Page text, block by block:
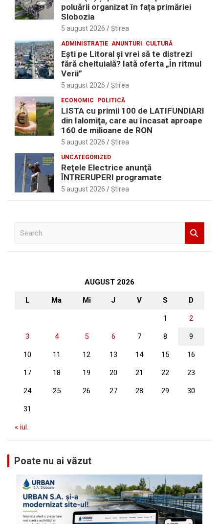
poluării organizat în fața primăriei
Slobozia
5 august 2026 Ştirea
ADMINISTRAȚIE ANUNTURI CULTURĂ
Eşti pe Litoral şi vrei să te distrezi
fără cheltuială? Iată oferta „În ritmul
Verii”
5 august 2026 Ştirea
ECONOMIC POLITICĂ
LISTA cu primii 100 de LATIFUNDIARI
din Ialomiţa, care au încasat aproape
160 de milioane de RON
5 august 2026 Ştirea
UNCATEGORIZED
Reţele Electrice anunţă
ÎNTRERUPERI programate
5 august 2026 Ştirea
AUGUST 2026
L Ma Mi J V S D
1 2
3 4 5 6 7 8 9
10 11 12 13 14 15 16
17 18 19 20 21 22 23
24 25 26 27 28 29 30
31
« iul.
Poate nu ai văzut